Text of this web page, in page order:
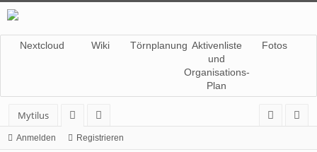
Nextcloud Wiki Törnplanung Aktivenliste
und
Organisations-
Plan
Fotos
Mytilus
or
itg
Anmelden Registrieren